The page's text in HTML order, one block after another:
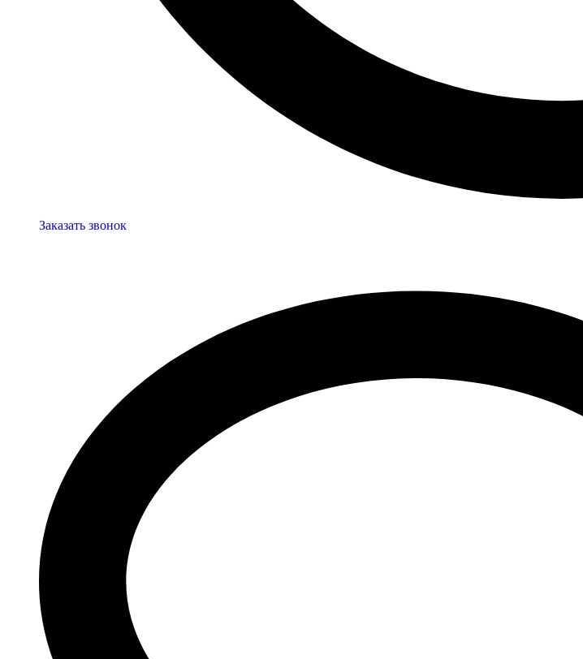
Заказать звонок